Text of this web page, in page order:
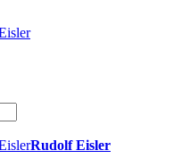
Rudolf Eisler